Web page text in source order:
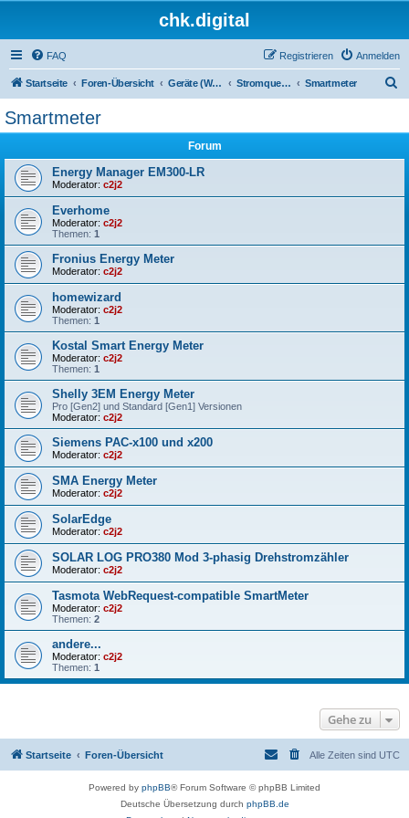
chk.digital
FAQ Anmelden
Registrieren
Startseite Foren-Übersicht Geräte (Wallboxen, Stromquellen, Autos) Stromquellen (PV, Speichersysteme, Smartmeter, Leseköpfe, ...) Smartmeter
Smartmeter
Forum
Energy Manager EM300-LR
Moderator: c2j2
Everhome
Moderator: c2j2
Themen: 1
Fronius Energy Meter
Moderator: c2j2
homewizard
Moderator: c2j2
Themen: 1
Kostal Smart Energy Meter
Moderator: c2j2
Themen: 1
Shelly 3EM Energy Meter
Pro [Gen2] und Standard [Gen1] Versionen
Moderator: c2j2
Siemens PAC-x100 und x200
Moderator: c2j2
SMA Energy Meter
Moderator: c2j2
SolarEdge
Moderator: c2j2
SOLAR LOG PRO380 Mod 3-phasig Drehstromzähler
Moderator: c2j2
Tasmota WebRequest-compatible SmartMeter
Moderator: c2j2
Themen: 2
andere...
Moderator: c2j2
Themen: 1
Gehe zu
Startseite Foren-Übersicht Alle Zeiten sind UTC
Powered by phpBB® Forum Software © phpBB Limited
Deutsche Übersetzung durch phpBB.de